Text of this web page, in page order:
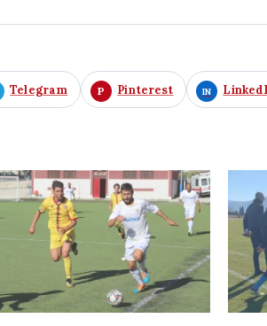
Telegram Pinterest